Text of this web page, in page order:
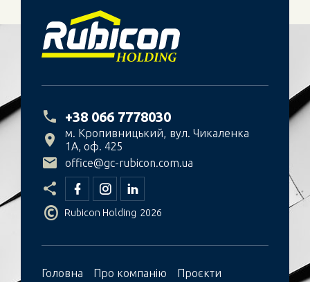
+38 066 7778030
м. Кропивницький
вул. Чикаленка
1А, оф. 425
office@gc-rubicon.com.ua
© Rubicon Holding 2026
Головна Про компанiю Проєкти